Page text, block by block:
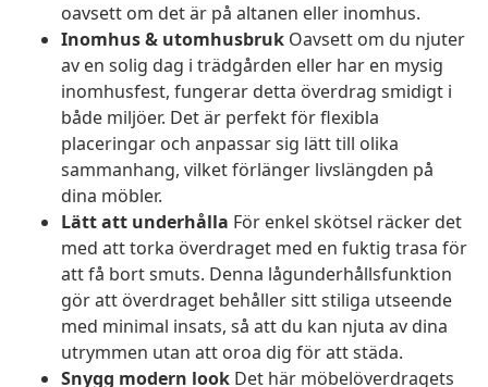
oavsett om det är på altanen eller inomhus.
Inomhus & utomhusbruk Oavsett om du njuter
av en solig dag i trädgården eller har en mysig
inomhusfest, fungerar detta överdrag smidigt i
både miljöer. Det är perfekt för flexibla
placeringar och anpassar sig lätt till olika
sammanhang, vilket förlänger livslängden på
dina möbler.
Lätt att underhålla För enkel skötsel räcker det
med att torka överdraget med en fuktig trasa för
att få bort smuts. Denna lågunderhållsfunktion
gör att överdraget behåller sitt stiliga utseende
med minimal insats, så att du kan njuta av dina
utrymmen utan att oroa dig för att städa.
Snygg modern look Det här möbelöverdragets